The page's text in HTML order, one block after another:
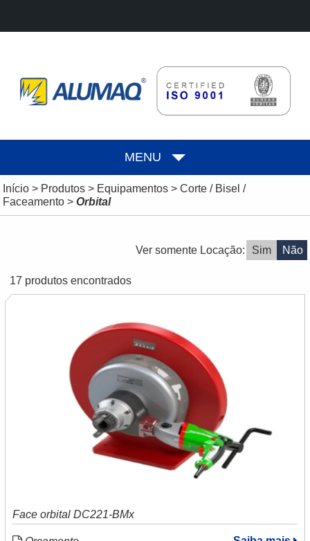
MENU
Início> Produtos> Equipamentos> Corte / Bisel /
Faceamento> Orbital
Ver somente Locação: Sim Não
17 produtos encontrados
Face orbital DC221-BMx